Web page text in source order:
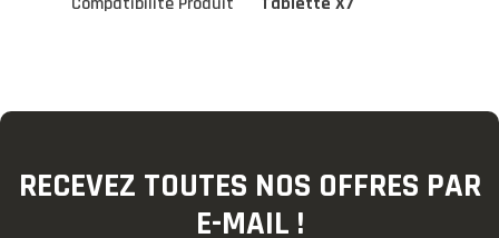
RECEVEZ TOUTES NOS OFFRES PAR
E-MAIL !